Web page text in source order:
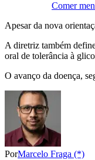
Comer
Apesar da nova
A diretriz também
oral de tolerância à
O avanço da doença,
PorMarcelo Fraga (*)